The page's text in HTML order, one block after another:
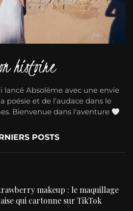
histoire
lancé Absolème avec une envie
poésie et de l’audace dans le
Bienvenue dans l'aventure
POSTS
makeup : le maquillage
qui cartonne sur TikTok